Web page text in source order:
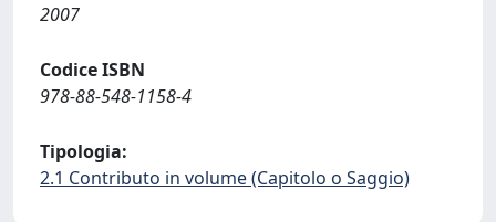
2007
Codice ISBN
978-88-548-1158-4
Tipologia:
2.1 Contributo in volume (Capitolo o Saggio)